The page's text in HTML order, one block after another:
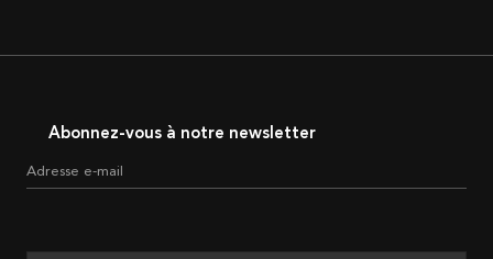
Abonnez-vous à notre newsletter
Adresse e-mail